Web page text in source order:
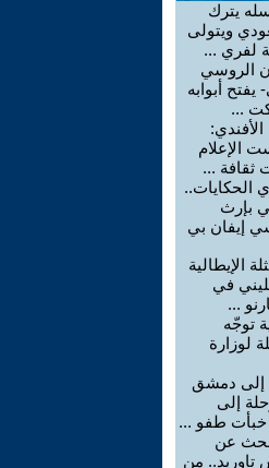
يترك
ويتولى
لفري ...
الروسي
يفتح أبوابه
...
الأفندي:
الإعلام
ثقافة ...
الحكايات..
بإرث
إيفان بي
الإيطالية
في
...
توجّه
لوزارة
إلى دمشق
إلى
خبأت طفو ...
عن
تاوريد.. من